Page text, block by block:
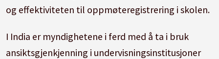
og effektiviteten til oppmøteregistrering i skolen.
I India er myndighetene i ferd med å ta i bruk
ansiktsgjenkjenning i undervisningsinstitusjoner